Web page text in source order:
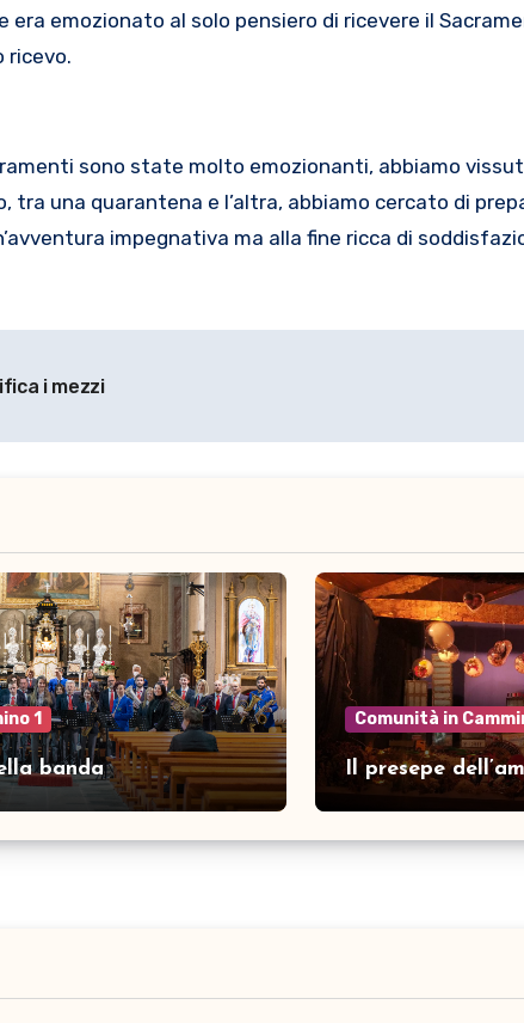
era emozionato al solo pensiero di ricevere il
ricevo.
sono state molto emozionanti, abbiamo
tra una quarantena e l’altra, abbiamo cercato di
impegnativa ma alla fine ricca di
i mezzi
1
banda
Comunità in
Il presepe